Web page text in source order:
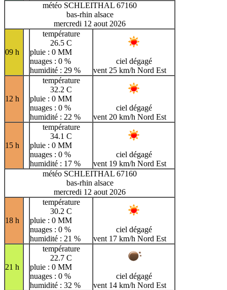
météo SCHLEITHAL 67160
bas-rhin alsace
mercredi 12 aout 2026
09 h
température
26.5 C
pluie : 0 MM
nuages : 0 %
humidité : 29 %
ciel dégagé
vent 25 km/h Nord Est
12 h
température
32.2 C
pluie : 0 MM
nuages : 0 %
humidité : 22 %
ciel dégagé
vent 20 km/h Nord Est
15 h
température
34.1 C
pluie : 0 MM
nuages : 0 %
humidité : 17 %
ciel dégagé
vent 19 km/h Nord Est
météo SCHLEITHAL 67160
bas-rhin alsace
mercredi 12 aout 2026
18 h
température
30.2 C
pluie : 0 MM
nuages : 0 %
humidité : 21 %
ciel dégagé
vent 17 km/h Nord Est
21 h
température
22.7 C
pluie : 0 MM
nuages : 0 %
humidité : 32 %
ciel dégagé
vent 14 km/h Nord Est